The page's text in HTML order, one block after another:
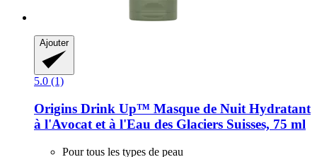
Ajouter
5.0 (1)
Origins Drink Up™ Masque de Nuit Hydratant
à l'Avocat et à l'Eau des Glaciers Suisses, 75 ml
Pour tous les types de peau